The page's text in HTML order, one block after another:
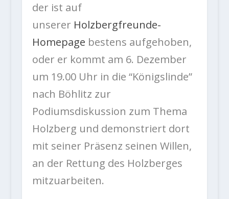
der ist auf
unserer Holzbergfreunde-
Homepage bestens aufgehoben,
oder er kommt am 6. Dezember
um 19.00 Uhr in die “Königslinde”
nach Böhlitz zur
Podiumsdiskussion zum Thema
Holzberg und demonstriert dort
mit seiner Präsenz seinen Willen,
an der Rettung des Holzberges
mitzuarbeiten.